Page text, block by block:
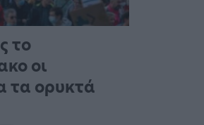
το
οι
τα ορυκτά